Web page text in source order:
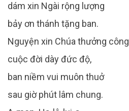
dám xin Ngài rộng lượng
bảy ơn thánh tặng ban.
Nguyện xin Chúa thưởng công
cuộc đời dày đức độ,
ban niềm vui muôn thuở
sau giờ phút lâm chung.